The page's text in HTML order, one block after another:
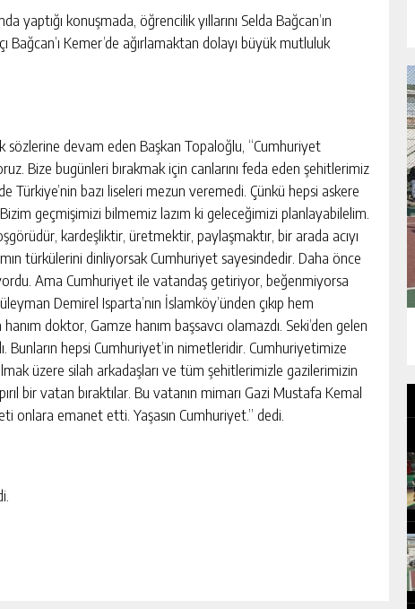
konuşmada, öğrencilik yıllarını Selda Bağcan’ın
Kemer’de ağırlamaktan dolayı büyük mutluluk
sözlerine devam eden Başkan Topaloğlu, “Cumhuriyet
Bize bugünleri bırakmak için canlarını feda eden şehitlerimiz
Türkiye’nin bazı liseleri mezun veremedi. Çünkü hepsi askere
geçmişimizi bilmemiz lazım ki geleceğimizi planlayabilelim.
kardeşliktir, üretmektir, paylaşmaktır, bir arada acıyı
türkülerini dinliyorsak Cumhuriyet sayesindedir. Daha önce
Ama Cumhuriyet ile vatandaş getiriyor, beğenmiyorsa
Demirel Isparta’nın İslamköy’ünden çıkıp hem
doktor, Gamze hanım başsavcı olamazdı. Seki’den gelen
Bunların hepsi Cumhuriyet’in nimetleridir. Cumhuriyetimize
üzere silah arkadaşları ve tüm şehitlerimizle gazilerimizin
bir vatan bıraktılar. Bu vatanın mimarı Gazi Mustafa Kemal
emanet etti. Yaşasın Cumhuriyet.” dedi.